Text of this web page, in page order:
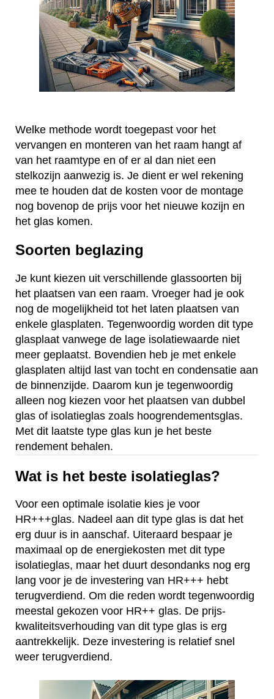
Welke methode wordt toegepast voor het
vervangen en monteren van het raam hangt af
van het raamtype en of er al dan niet een
stelkozijn aanwezig is. Je dient er wel rekening
mee te houden dat de kosten voor de montage
nog bovenop de prijs voor het nieuwe kozijn en
het glas komen.
Soorten beglazing
Je kunt kiezen uit verschillende glassoorten bij
het plaatsen van een raam. Vroeger had je ook
nog de mogelijkheid tot het laten plaatsen van
enkele glasplaten. Tegenwoordig worden dit type
glasplaat vanwege de lage isolatiewaarde niet
meer geplaatst. Bovendien heb je met enkele
glasplaten altijd last van tocht en condensatie aan
de binnenzijde. Daarom kun je tegenwoordig
alleen nog kiezen voor het plaatsen van dubbel
glas of isolatieglas zoals hoogrendementsglas.
Met dit laatste type glas kun je het beste
rendement behalen.
Wat is het beste isolatieglas?
Voor een optimale isolatie kies je voor
HR+++glas. Nadeel aan dit type glas is dat het
erg duur is in aanschaf. Uiteraard bespaar je
maximaal op de energiekosten met dit type
isolatieglas, maar het duurt desondanks nog erg
lang voor je de investering van HR+++ hebt
terugverdiend. Om die reden wordt tegenwoordig
meestal gekozen voor HR++ glas. De prijs-
kwaliteitsverhouding van dit type glas is erg
aantrekkelijk. Deze investering is relatief snel
weer terugverdiend.